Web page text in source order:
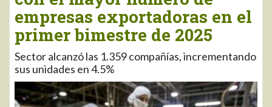
empresas exportadoras en el
primer bimestre de 2025
Sector alcanzó las 1.359 compañías, incrementando
sus unidades en 4.5%